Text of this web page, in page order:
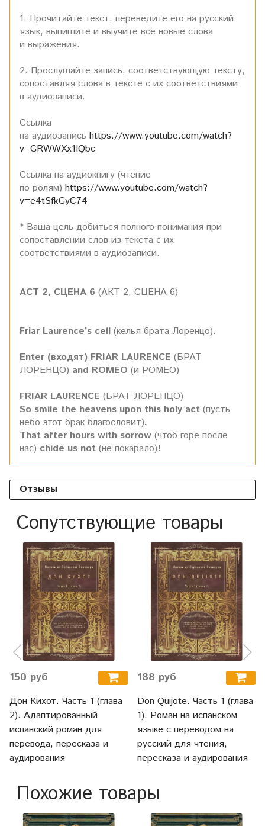
1. Прочитайте текст, переведите его на русский
язык, выпишите и выучите все новые слова
и выражения.
2. Прослушайте запись, соответствующую тексту,
сопоставляя слова в тексте с их соответствиями
в аудиозаписи.
Ссылка
на аудиозапись https://www.youtube.com/watch?
v=GRWWXx1IQbc
Ссылка на аудиокнигу (чтение
по ролям) https://www.youtube.com/watch?
v=e4tSfkGyC74
* Ваша цель добиться полного понимания при
сопоставлении слов из текста с их
соответствиями в аудиозаписи.
ACT 2, СЦЕНА 6 (АКТ 2, СЦЕНА 6)
Friar Laurence’s cell (келья брата Лоренцо).
Enter (входят) FRIAR LAURENCE (БРАТ
ЛОРЕНЦО) and ROMEO (и РОМЕО)
FRIAR LAURENCE (БРАТ ЛОРЕНЦО)
So smile the heavens upon this holy act (пусть
небо этот брак благословит),
That after hours with sorrow (чтоб горе после
нас) chide us not (не покарало)!
Отзывы
Сопутствующие товары
150 руб
Дон Кихот. Часть 1 (глава
2). Адаптированный
испанский роман для
перевода, пересказа и
аудирования
188 руб
Don Quijote. Часть 1 (глава
1). Роман на испанском
языке с переводом на
русский для чтения,
пересказа и аудирования
Похожие товары